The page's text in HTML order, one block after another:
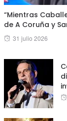
“Mientras
de A Coruña y
Posted
31 julio 2026